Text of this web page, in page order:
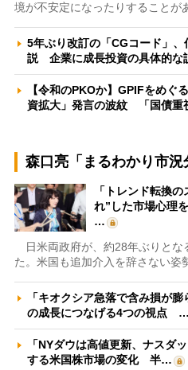
境が不安定になったりすることが
5年ぶり改訂の「CGコード」
説 企業に成長投資の具体的
【令和のPKOか】GPIFをめぐ
資拡大」発言の波紋 「国債
森口亮「まるわかり市況
「トレンド転換
れ”した市場心理
…
日米両政府が、約28年ぶりとな
た。米国も追加介入を辞さない姿
「キオクシア急落で含み損が
の成長につなげる4つの視点 …
「NYダウは高値更新、ナスダ
する米国株市場の変化 半…